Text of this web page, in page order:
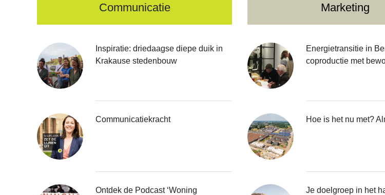
Communicatie
Inspiratie: driedaagse diepe duik in
Krakause stedenbouw
Communicatiekracht
Ontdek de Podcast ‘Woning
Marketing
Energietransitie in
coproductie met
Hoe is het nu met?
Je doelgroep in het